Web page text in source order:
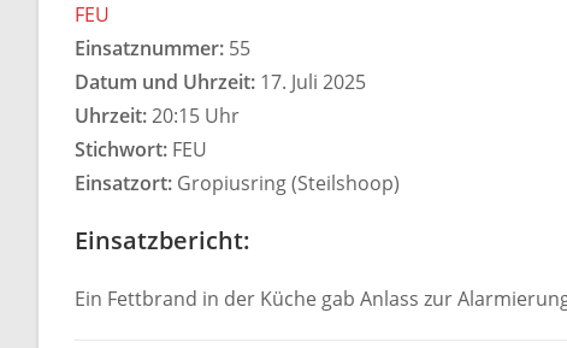
FEU
Einsatznummer: 55
Datum und Uhrzeit: 17. Juli 2025
Uhrzeit:20:15 Uhr
Stichwort: FEU
Einsatzort: Gropiusring (Steilshoop)
Einsatzbericht:
Ein Fettbrand in der Küche gab Anlass zur